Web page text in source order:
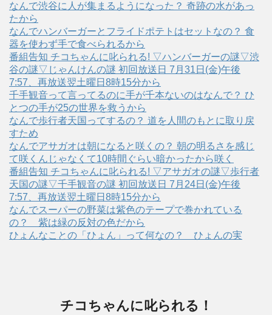
なんで渋谷に人が集まるようになった？ 奇跡の水があっ
たから
なんでハンバーガーとフライドポテトはセットなの？ 食
器を使わず手で食べられるから
番組告知 チコちゃんに叱られる! ▽ハンバーガーの謎▽渋
谷の謎▽じゃんけんの謎 初回放送日 7月31日(金)午後
7:57、再放送翌土曜日8時15分から
千手観音って言ってるのに手が千本ないのはなんで？ ひ
とつの手が25の世界を救うから
なんで歩行者天国ってするの？ 道を人間のもとに取り戻
すため
なんでアサガオは朝になると咲くの？ 朝の明るさを感じ
て咲くんじゃなくて10時間ぐらい暗かったから咲く
番組告知 チコちゃんに叱られる! ▽アサガオの謎▽歩行者
天国の謎▽千手観音の謎 初回放送日 7月24日(金)午後
7:57、再放送翌土曜日8時15分から
なんでスーパーの野菜は紫色のテープで巻かれている
の？ 紫は緑の反対の色だから
ひょんなことの「ひょん」って何なの？ ひょんの実
チコちゃんに叱られる！